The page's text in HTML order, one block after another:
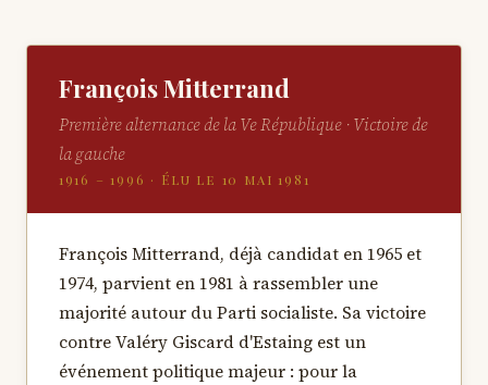
François Mitterrand
Première alternance de la Ve République · Victoire de
la gauche
1916 – 1996 · Élu le 10 mai 1981
François Mitterrand, déjà candidat en 1965 et
1974, parvient en 1981 à rassembler une
majorité autour du Parti socialiste. Sa victoire
contre Valéry Giscard d'Estaing est un
événement politique majeur : pour la